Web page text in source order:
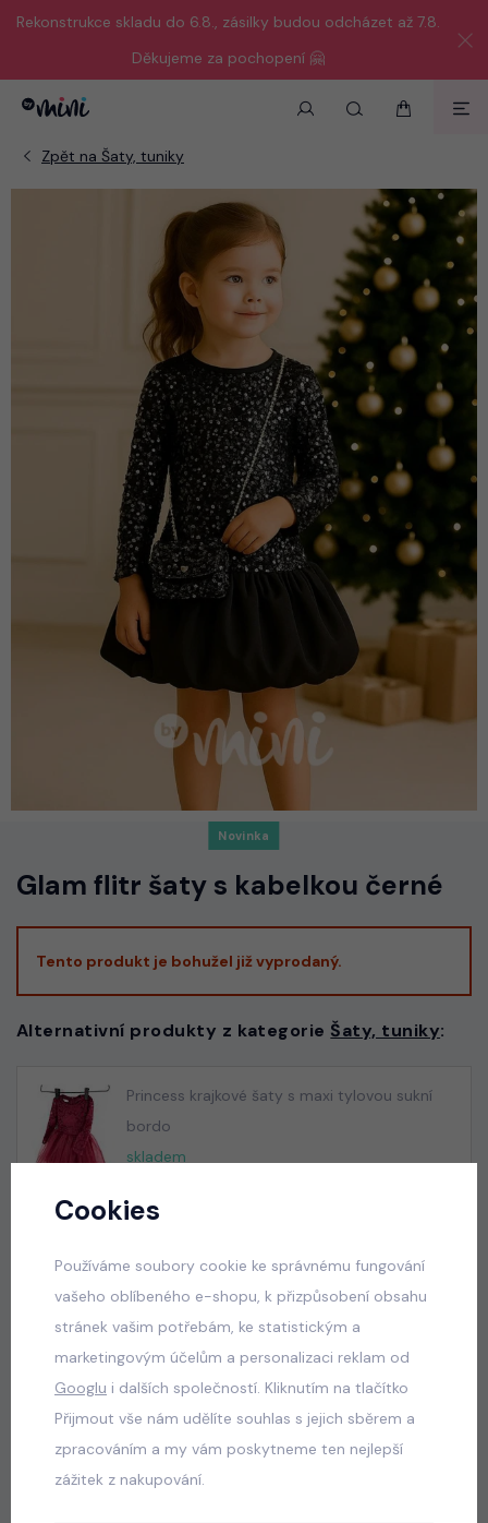
Rekonstrukce skladu do 6.8., zásilky budou odcházet až 7.8.
Děkujeme za pochopení 🤗
Novinka
Glam flitr šaty s kabelkou černé
Tento produkt je bohužel již vyprodaný.
Alternativní produkty z kategorie Šaty, tuniky:
Princess krajkové šaty s maxi tylovou sukní
bordo
skladem
Princess krajkové šaty s maxi tylovou sukní
růžové
skladem
690 Kč
Princess krajkové šaty s maxi tylovou sukní
skladem
Cookies
Používáme soubory cookie ke správnému fungování
vašeho oblíbeného e-shopu, k přizpůsobení obsahu
stránek vašim potřebám, ke statistickým a
marketingovým účelům a personalizaci reklam od
Googlu i dalších společností. Kliknutím na tlačítko
Přijmout vše nám udělíte souhlas s jejich sběrem a
zpracováním a my vám poskytneme ten nejlepší
zážitek z nakupování.